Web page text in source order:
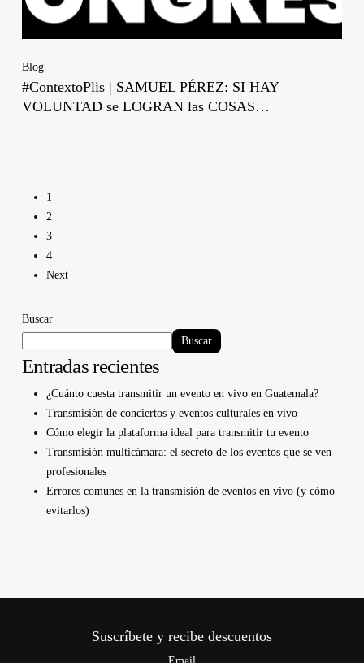
Blog
#ContextoPlis | SAMUEL PÉREZ: SI HAY
VOLUNTAD se LOGRAN las COSAS…
1
2
3
4
Next
Buscar
Buscar
Entradas recientes
¿Cuánto cuesta transmitir un evento en vivo en Guatemala?
Transmisión de conciertos y eventos culturales en vivo
Cómo elegir la plataforma ideal para transmitir tu evento
Transmisión multicámara: el secreto de los eventos que se ven
profesionales
Errores comunes en la transmisión de eventos en vivo (y cómo
evitarlos)
Suscríbete y recibe descuentos